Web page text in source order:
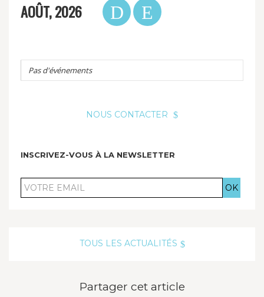
AOÛT, 2026
Pas d'événements
NOUS CONTACTER
INSCRIVEZ-VOUS À LA NEWSLETTER
VOTRE
EMAIL
TOUS LES ACTUALITÉS
Partager cet article